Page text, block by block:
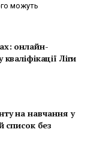
можуть
онлайн-
Ліги
на навчання у
список без